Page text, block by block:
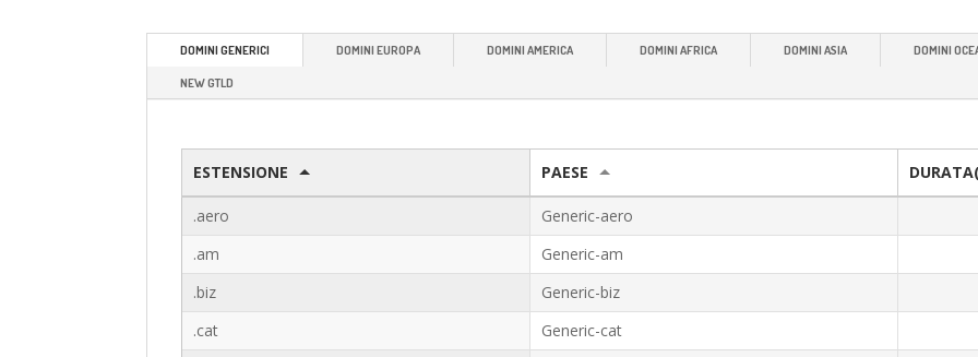
DOMINI GENERICI DOMINI EUROPA DOMINI AMERICA DOMINI AFRICA DOMINI ASIA DOMINI
NEW GTLD
ESTENSIONE PAESE
.aero Generic-aero
.am
Generic-am
.biz
Generic-biz
.cat
Generic-cat